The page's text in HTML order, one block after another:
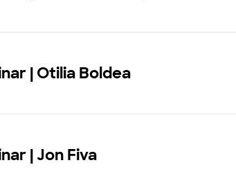
| Otilia Boldea
| Jon Fiva